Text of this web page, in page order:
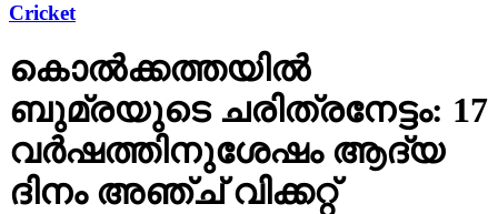
Cricket
കൊല്‍ക്കത്തയില്‍
ബുമ്രയുടെ ചരിത്രനേട്ടം: 17
വര്‍ഷത്തിനുശേഷം ആദ്യ
ദിനം അഞ്ച് വിക്കറ്റ്